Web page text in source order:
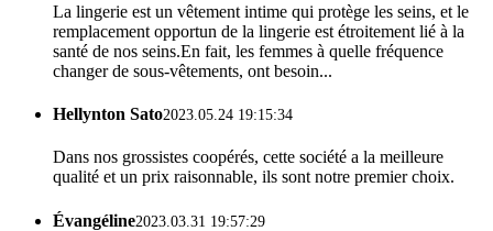
La lingerie est un vêtement intime qui protège les seins, et le
remplacement opportun de la lingerie est étroitement lié à la
santé de nos seins.En fait, les femmes à quelle fréquence
changer de sous-vêtements, ont besoin...
Hellynton Sato2023.05.24 19:15:34
Dans nos grossistes coopérés, cette société a la meilleure
qualité et un prix raisonnable, ils sont notre premier choix.
Évangéline2023.03.31 19:57:29